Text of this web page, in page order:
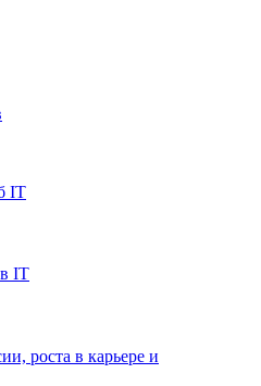
IT
IT
роста в карьере и